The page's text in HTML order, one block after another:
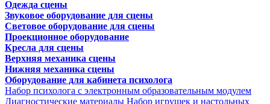
Одежда сцены
Звуковое оборудование для сцены
Световое оборудование для сцены
Проекционное оборудование
Кресла для сцены
Верхняя механика сцены
Нижняя механика сцены
Оборудование для кабинета психолога
Набор психолога с электронным образовательным модулем
Диагностические материалы Набор игрушек и настольных